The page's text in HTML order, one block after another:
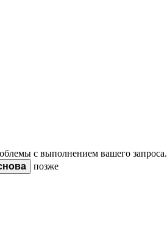
с выполнением вашего запроса.
позже